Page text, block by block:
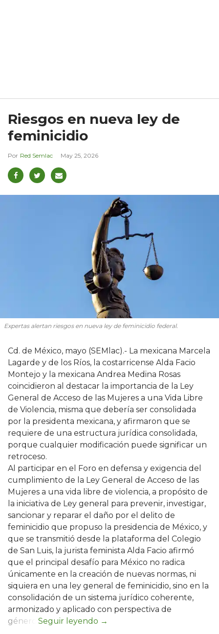
Riesgos en nueva ley de
feminicidio
Red Semlac May 25, 2026
Expertas alertan riesgos en nueva ley de feminicidio federal.
Cd. de México, mayo (SEMlac).- La mexicana Marcela
Lagarde y de los Ríos, la costarricense Alda Facio
Montejo y la mexicana Andrea Medina Rosas
coincidieron al destacar la importancia de la Ley
General de Acceso de las Mujeres a una Vida Libre
de Violencia, misma que debería ser consolidada
por la presidenta mexicana, y afirmaron que se
requiere de una estructura jurídica consolidada,
porque cualquier modificación puede significar un
retroceso.
Al participar en el Foro en defensa y exigencia del
cumplimiento de la Ley General de Acceso de las
Mujeres a una vida libre de violencia, a propósito de
la iniciativa de Ley general para prevenir, investigar,
sancionar y reparar el daño por el delito de
feminicidio que propuso la presidencia de México, y
que se transmitió desde la plataforma del Colegio
de San Luis, la jurista feminista Alda Facio afirmó
que el principal desafío para México no radica
únicamente en la creación de nuevas normas, ni
siquiera en una ley general de feminicidio, sino en la
consolidación de un sistema jurídico coherente,
armonizado y aplicado con perspectiva de
género.